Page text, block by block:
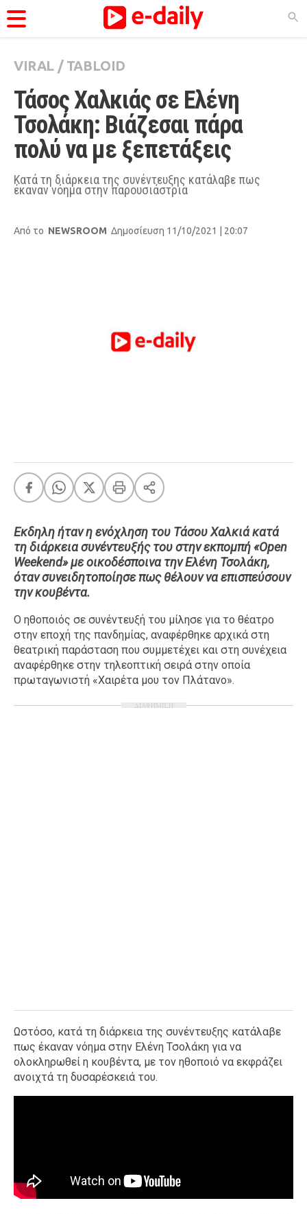
ΚΑΤΗΓΟΡΊΕΣ
Ειδήσεις
Θέματα
Videos
Podcasts
Life
A-List LGBTQI+
LIFE
Ταξίδια
Style
Σπίτι
Family
Σχέσεις
VIRAL / TABLOID
Τάσος Χαλκιάς σε Ελένη
Τσολάκη: Βιάζεσαι πάρα
πολύ να με ξεπετάξεις
Kατά τη διάρκεια της συνέντευξης κατάλαβε πως
έκαναν νόημα στην παρουσιάστρια
Από το NEWSROOM Δημοσίευση 11/10/2021 | 20:07
Εκδηλη ήταν η ενόχληση του Τάσου Χαλκιά κατά
τη διάρκεια συνέντευξής του στην εκπομπή «Open
Weekend» με οικοδέσποινα την Ελένη Τσολάκη,
όταν συνειδητοποίησε πως θέλουν να επισπεύσουν
την κουβέντα.
Ο ηθοποιός σε συνέντευξή του μίλησε για το θέατρο
στην εποχή της πανδημίας, αναφέρθηκε αρχικά στη
θεατρική παράσταση που συμμετέχει και στη συνέχεια
αναφέρθηκε στην τηλεοπτική σειρά στην οποία
πρωταγωνιστή «Χαιρέτα μου τον Πλάτανο».
ΔΙΑΦΗΜΙΣΗ
Ωστόσο, κατά τη διάρκεια της συνέντευξης κατάλαβε
πως έκαναν νόημα στην Ελένη Τσολάκη για να
ολοκληρωθεί η κουβέντα, με τον ηθοποιό να εκφράζει
ανοιχτά τη δυσαρέσκειά του.